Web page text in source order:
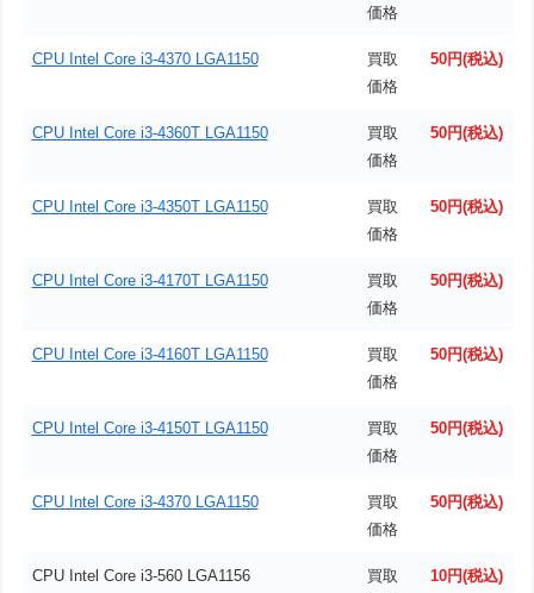
価格
CPU Intel Core i3-4370 LGA1150
買取
価格
50円(税込)
CPU Intel Core i3-4360T LGA1150
買取
価格
50円(税込)
CPU Intel Core i3-4350T LGA1150
買取
価格
50円(税込)
CPU Intel Core i3-4170T LGA1150
買取
価格
50円(税込)
CPU Intel Core i3-4160T LGA1150
買取
価格
50円(税込)
CPU Intel Core i3-4150T LGA1150
買取
価格
50円(税込)
CPU Intel Core i3-4370 LGA1150
買取
価格
50円(税込)
CPU Intel Core i3-560 LGA1156
買取
10円(税込)